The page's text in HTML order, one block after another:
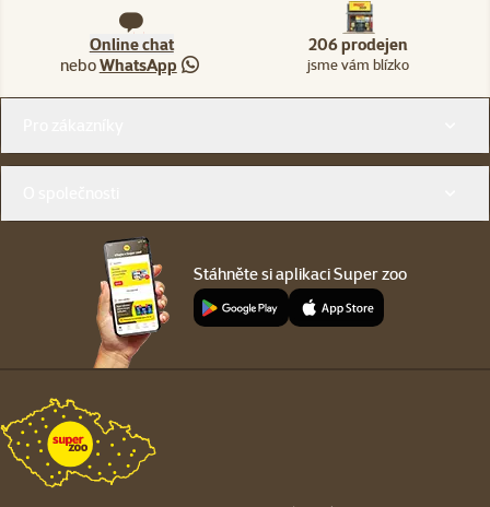
Online chat
neboWhatsApp
206 prodejen
jsme vám blízko
Stáhněte si aplikaci Super zoo